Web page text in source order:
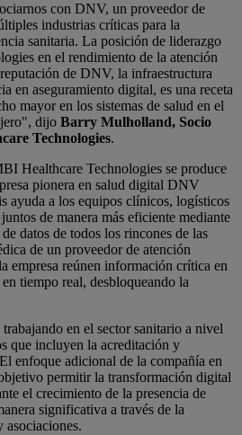
con DNV, un proveedor de
industrias críticas para la
sanitaria. La posición de liderazgo
en el rendimiento de la atención
de DNV, la infraestructura
en aseguramiento digital, es una receta
mayor en los sistemas de salud en el
dijo Barry Mulholland, Socio
Technologies.
Healthcare Technologies se produce
pionera en salud digital DNV
ayuda a los equipos clínicos, logísticos
de manera más eficiente mediante
datos de todos los rincones de las
de un proveedor de atención
empresa reúnen información crítica en
tiempo real, desbloqueando la
en el sector sanitario a nivel
que incluyen la acreditación y
enfoque adicional de la compañía en
permitir la transformación digital
el crecimiento de la presencia de
significativa a través de la
asociaciones.